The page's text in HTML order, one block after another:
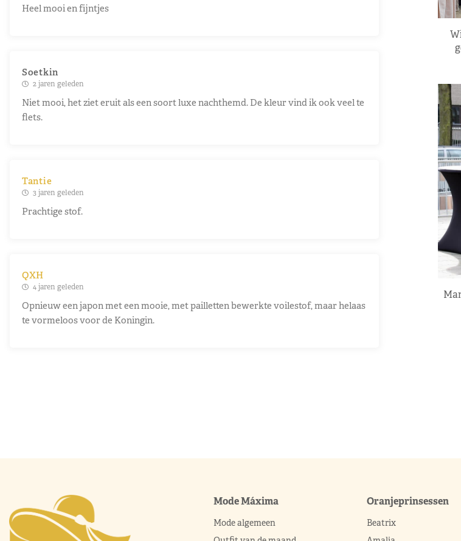
Heel mooi en fijntjes
Soetkin
2 jaren geleden
Niet mooi, het ziet eruit als een soort luxe nachthemd. De kleur vind ik ook veel te
flets.
Tantie
3 jaren geleden
Prachtige stof.
QXH
4 jaren geleden
Opnieuw een japon met een mooie, met pailletten bewerkte voilestof, maar helaas
te vormeloos voor de Koningin.
Mode Máxima
Mode algemeen
Oranjeprinsessen
Beatrix